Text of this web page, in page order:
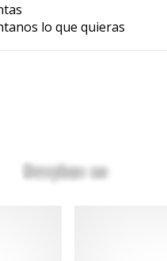
lo que quieras